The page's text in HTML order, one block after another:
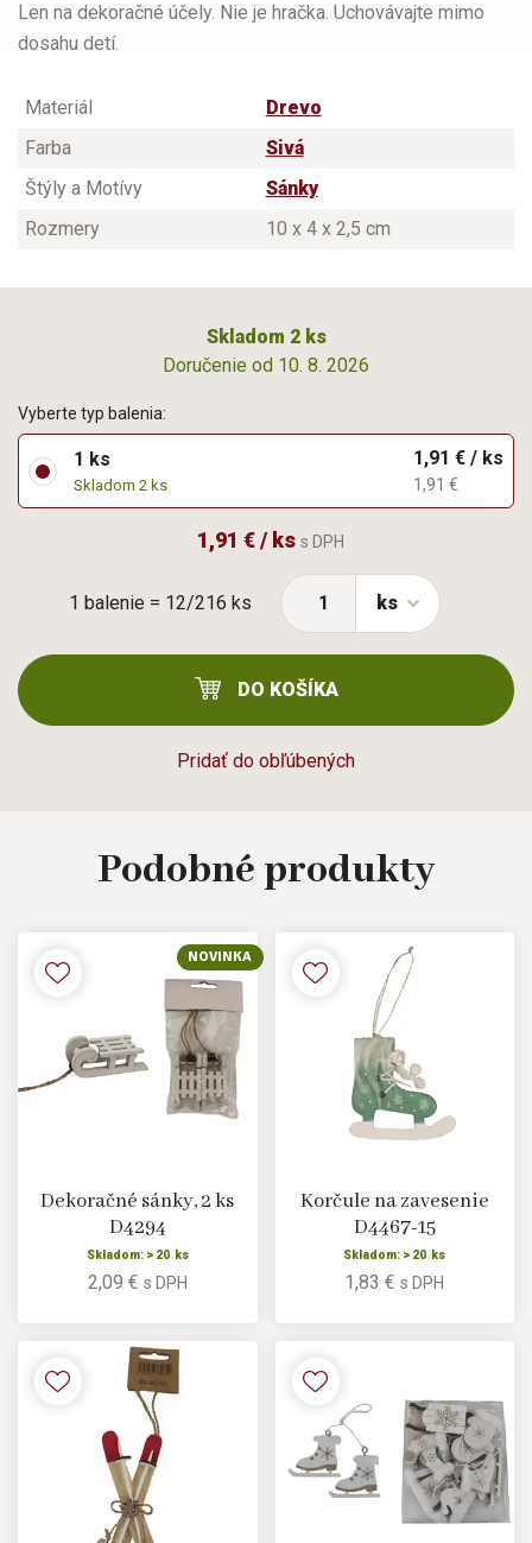
Len na dekoračné účely. Nie je hračka. Uchovávajte mimo
dosahu detí.
Materiál
Drevo
Farba
Sivá
Štýly a Motívy
Sánky
Rozmery
10 x 4 x 2,5 cm
Skladom 2 ks
Doručenie od 10. 8. 2026
1 balenie = 12/216 ks
Pridať do obľúbených
Vyberte typ balenia:
1 ks
Skladom 2 ks
1,91 € / ks
1,91 €
1,91 € / ks s DPH
ks
DO KOŠÍKA
Podobné produkty
NOVINKA
Dekoračné sánky, 2 ks
D4294
Skladom: > 20 ks
2,09 € s DPH
Korčule na zavesenie
D4467-15
Skladom: > 20 ks
1,83 €s DPH